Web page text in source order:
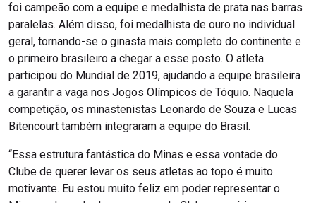
foi campeão com a equipe e medalhista de prata nas barras
paralelas. Além disso, foi medalhista de ouro no individual
geral, tornando-se o ginasta mais completo do continente e
o primeiro brasileiro a chegar a esse posto. O atleta
participou do Mundial de 2019, ajudando a equipe brasileira
a garantir a vaga nos Jogos Olímpicos de Tóquio. Naquela
competição, os minastenistas Leonardo de Souza e Lucas
Bitencourt também integraram a equipe do Brasil.
“Essa estrutura fantástica do Minas e essa vontade do
Clube de querer levar os seus atletas ao topo é muito
motivante. Eu estou muito feliz em poder representar o